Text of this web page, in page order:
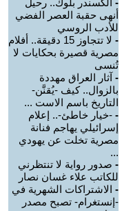
- ألكسندر بلوك.. رحيل
أنهى حقبة العصر الفضي
للأدب الروسي
-
لا تتجاوز 15 دقيقة.. أفلام
مصرية قصيرة بحكايات لا
تُنسى
- آثار العراق مهددة
بالزوال.. كيف -يُقنَّن-
التاريخ باسم الاست ...
- -خيار خاطئ-.. إعلام
إسرائيلي يهاجم فنانة
مصرية تخلت عن يهودي
...
- صدور رواية لا تنتظرني
للكاتب علاء غسان نصار
- الاشتراكات الشهرية في
-إنستغرام- تصبح مصدر